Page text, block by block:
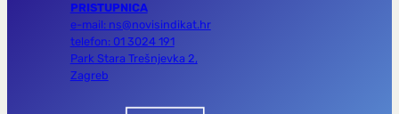
PRISTUPNICA
e-mail: ns@novisindikat.hr
telefon: 01 3024 191
Park Stara Trešnjevka 2,
Zagreb